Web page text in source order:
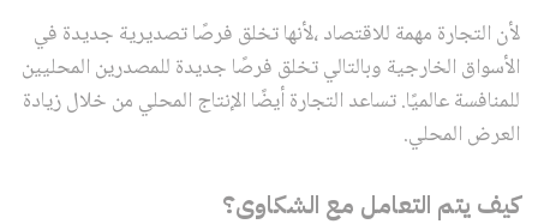
لأن التجارة مهمة للاقتصاد ،لأنها تخلق فرصًا تصديرية جديدة في
الأسواق الخارجية وبالتالي تخلق فرصًا جديدة للمصدرين المحليين
للمنافسة عالميًا. تساعد التجارة أيضًا الإنتاج المحلي من خلال زيادة
العرض المحلي.
كيف يتم التعامل مع الشكاوى؟